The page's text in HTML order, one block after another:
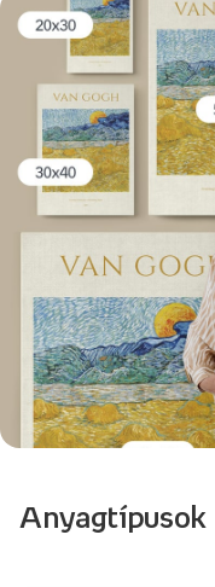
Anyagtípusok